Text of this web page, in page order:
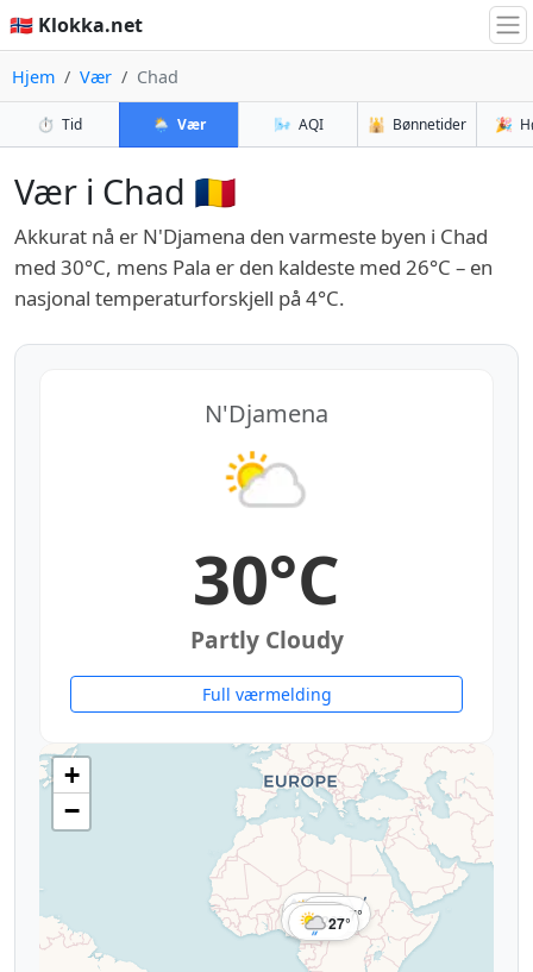
🇳🇴 Klokka.net
Hjem Vær Chad
⏱️ Tid 🌦️ Vær 🌬️ AQI 🕌 Bønnetider 🎉
Vær i Chad 🇹🇩
Akkurat nå er N'Djamena den varmeste byen i Chad
med 30°C, mens Pala er den kaldeste med 26°C – en
nasjonal temperaturforskjell på 4°C.
N'Djamena
30°C
Partly Cloudy
Full værmelding
30°27°
27°
26°
+
−